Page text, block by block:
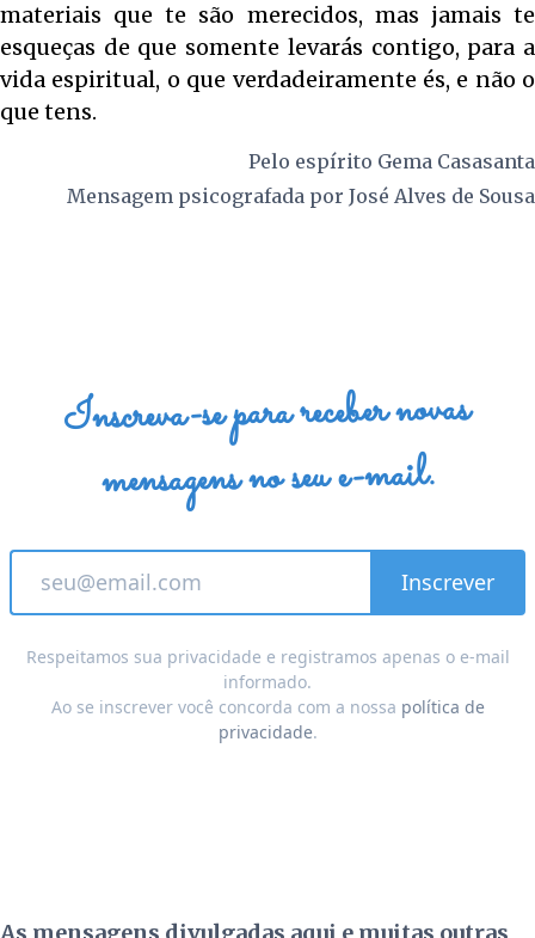
materiais que te são merecidos, mas jamais te
esqueças de que somente levarás contigo, para a
vida espiritual, o que verdadeiramente és, e não o
que tens.
Pelo espírito Gema Casasanta
Mensagem psicografada por José Alves de Sousa
Inscreva-se para receber novas
mensagens no seu e-mail.
Respeitamos sua privacidade e registramos apenas o e-mail
informado.
Ao se inscrever você concorda com a nossa política de
privacidade.